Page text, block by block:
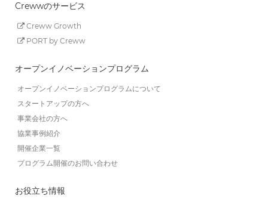
Crewwのサービス
Creww Growth
PORT by Creww
オープンイノベーションプログラム
オープンイノベーションプログラムについて
スタートアップの方へ
事業会社の方へ
協業事例紹介
開催企業一覧
プログラム開催のお問い合わせ
お役立ち情報